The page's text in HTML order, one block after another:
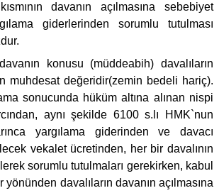
davanın açılmasına sebebiyet
giderlerinden sorumlu tutulması
konusu (müddeabih) davalıların
muhdesat değeridir(zemin bedeli hariç).
sonucunda hüküm altına alınan nispi
aynı şekilde 6100 s.lı HMK`nun
yargılama giderinden ve davacı
vekalet ücretinden, her bir davalının
sorumlu tutulmaları gerekirken, kabul
davalıların davanın açılmasına